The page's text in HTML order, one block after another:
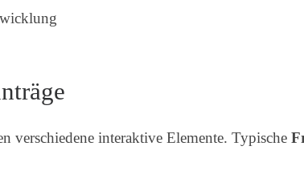
verschiedene interaktive Elemente. Typische